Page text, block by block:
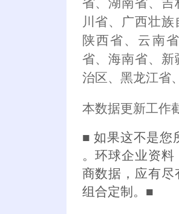
省、湖南省、
川省、广西壮
陕西省、云南
省、海南省、
治区、黑龙江省
本数据更新工作
■ 如果这不是您
。环球企业资
商数据，应有
组合定制。■